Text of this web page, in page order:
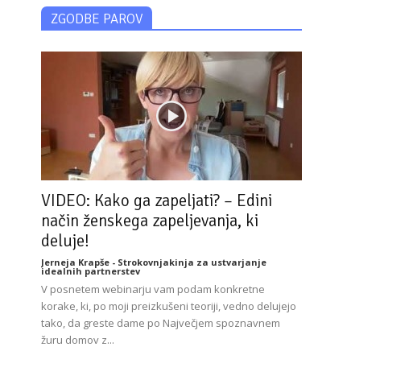
ZGODBE PAROV
VIDEO: Kako ga zapeljati? – Edini
način ženskega zapeljevanja, ki
deluje!
Jerneja Krapše - Strokovnjakinja za ustvarjanje
idealnih partnerstev
V posnetem webinarju vam podam konkretne
korake, ki, po moji preizkušeni teoriji, vedno delujejo
tako, da greste dame po Največjem spoznavnem
žuru domov z...